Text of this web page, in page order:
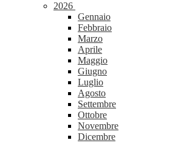
2026
Gennaio
Febbraio
Marzo
Aprile
Maggio
Giugno
Luglio
Agosto
Settembre
Ottobre
Novembre
Dicembre